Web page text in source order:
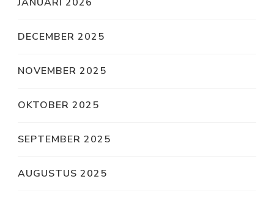
DECEMBER 2025
NOVEMBER 2025
OKTOBER 2025
SEPTEMBER 2025
AUGUSTUS 2025